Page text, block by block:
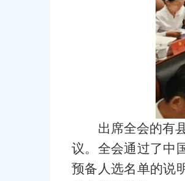
出席全会的有
议。全会通过了中
预备人选名单的说